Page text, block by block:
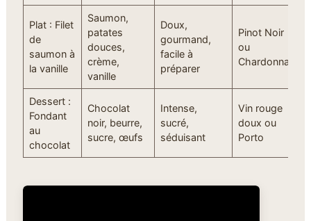
Plat : Filet
de
saumon à
la vanille
Saumon,
patates
douces,
crème,
vanille
Doux,
gourmand,
facile à
préparer
Pinot Noir
ou
Chardonnay
Dessert :
Fondant
au
chocolat
Chocolat
noir, beurre,
sucre, œufs
Intense,
sucré,
séduisant
Vin rouge
doux ou
Porto